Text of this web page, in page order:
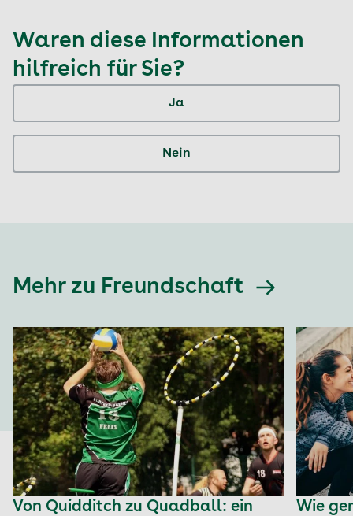
Waren diese Informationen
hilfreich für Sie?
Ja
Nein
Mehr zu Freundschaft
Von Quidditch zu Quadball: ein
Wie